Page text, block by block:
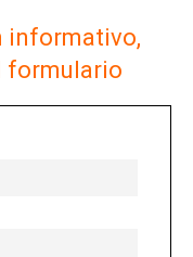
informativo,
formulario